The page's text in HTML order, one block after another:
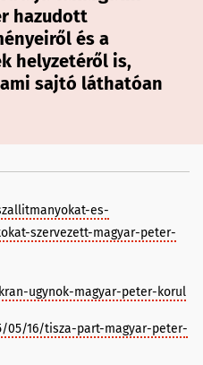
hazudott
és a
helyzetéről is,
sajtó láthatóan
es-
szervezett-magyar-peter-
ugynok-magyar-peter-korul
16/tisza-part-magyar-peter-